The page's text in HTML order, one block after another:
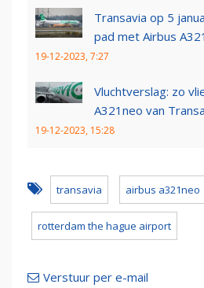
Transavia op 5
pad met Airbus
19-12-2023, 7:27
Vluchtverslag: zo
A321neo van
19-12-2023, 15:28
transavia airbus a321neo
rotterdam the hague airport
Verstuur per e-mail